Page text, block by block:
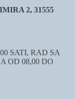
2, 31555
SATI, RAD SA
OD 08,00 DO